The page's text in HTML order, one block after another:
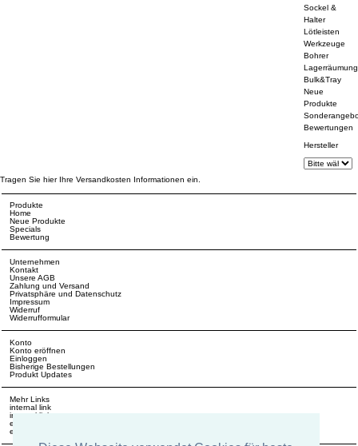
Sockel &
Halter
Lötleisten
Werkzeuge
Bohrer
Lagerräumung
Bulk&Tray
Neue
Produkte
Bewertungen
Hersteller
Tragen Sie hier Ihre Versandkosten Informationen ein.
Produkte
Home
Neue Produkte
Specials
Bewertung
Unternehmen
Kontakt
Unsere AGB
Zahlung und Versand
Privatsphäre und Datenschutz
Impressum
Widerruf
Widerrufformular
Konto
Konto eröffnen
Einloggen
Bisherige Bestellungen
Produkt Updates
Mehr Links
internal link
internal link
external link
external link